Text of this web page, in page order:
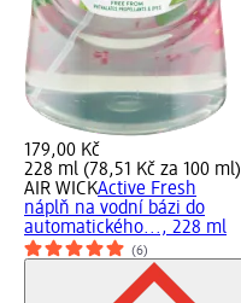
179,00 Kč
228 ml (78,51 Kč za 100 ml)
AIR WICKActive Fresh
náplň na vodní bázi do
automatického..., 228 ml
(6)